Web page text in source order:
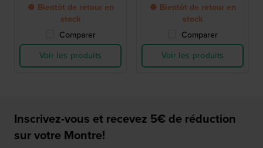
● Bientôt de retour en
stock
Comparer
Voir les produits
● Bientôt de retour en
stock
Comparer
Voir les produits
Inscrivez-vous et recevez 5€ de réduction
sur votre Montre!